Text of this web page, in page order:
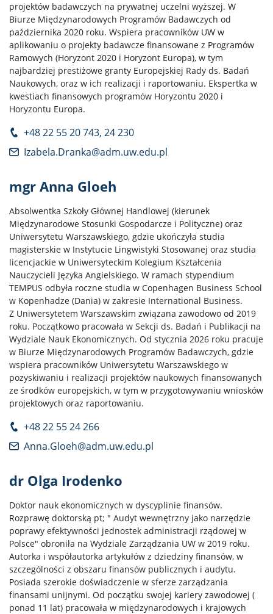
projektów badawczych na prywatnej uczelni wyższej. W
Biurze Międzynarodowych Programów Badawczych od
października 2020 roku. Wspiera pracowników UW w
aplikowaniu o projekty badawcze finansowane z Programów
Ramowych (Horyzont 2020 i Horyzont Europa), w tym
najbardziej prestiżowe granty Europejskiej Rady ds. Badań
Naukowych, oraz w ich realizacji i raportowaniu. Ekspertka w
kwestiach finansowych programów Horyzontu 2020 i
Horyzontu Europa.
+48 22 55 20 743, 24 230
Izabela.Dranka@adm.uw.edu.pl
mgr Anna Gloeh
Absolwentka Szkoły Głównej Handlowej (kierunek
Międzynarodowe Stosunki Gospodarcze i Polityczne) oraz
Uniwersytetu Warszawskiego, gdzie ukończyła studia
magisterskie w Instytucie Lingwistyki Stosowanej oraz studia
licencjackie w Uniwersyteckim Kolegium Kształcenia
Nauczycieli Języka Angielskiego. W ramach stypendium
TEMPUS odbyła roczne studia w Copenhagen Business School
w Kopenhadze (Dania) w zakresie International Business.
Z Uniwersytetem Warszawskim związana zawodowo od 2019
roku. Początkowo pracowała w Sekcji ds. Badań i Publikacji na
Wydziale Nauk Ekonomicznych. Od stycznia 2026 roku pracuje
w Biurze Międzynarodowych Programów Badawczych, gdzie
wspiera pracowników Uniwersytetu Warszawskiego w
pozyskiwaniu i realizacji projektów naukowych finansowanych
ze środków europejskich, w tym w przygotowywaniu wniosków
projektowych oraz raportowaniu.
+48 22 55 24 266
Anna.Gloeh@adm.uw.edu.pl
dr Olga Irodenko
Doktor nauk ekonomicznych w dyscyplinie finansów.
Rozprawę doktorską pt; " Audyt wewnętrzny jako narzędzie
poprawy efektywności jednostek administracji rządowej w
Polsce" obroniła na Wydziale Zarządzania UW w 2019 roku.
Autorka i współautorka artykułów z dziedziny finansów, w
szczególności z obszaru finansów publicznych i audytu.
Posiada szerokie doświadczenie w sferze zarządzania
finansami unijnymi. Od początku swojej kariery zawodowej (
ponad 11 lat) pracowała w międzynarodowych i krajowych